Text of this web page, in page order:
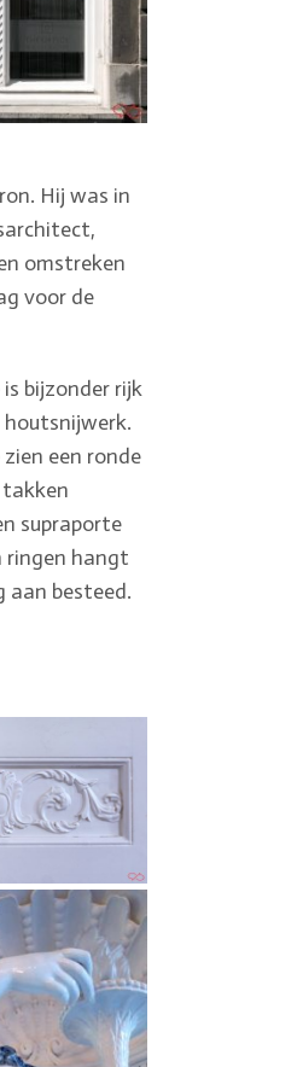
Hij was in
omstreken
voor de
bijzonder rijk
houtsnijwerk.
een ronde
supraporte
ringen hangt
aan besteed.